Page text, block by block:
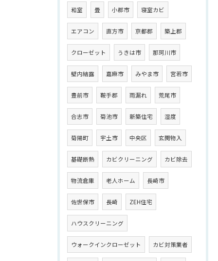
和室 畳 小郡市 寝室カビ
エアコン 直方市 京都郡 築上郡
クローゼット うきは市 那珂川市
壁内結露 嘉麻市 みやま市 宮若市
豊前市 鞍手郡 雨漏れ 荒尾市
合志市 菊池市 新築住宅 湿度
菊陽町 宇土市 中央区 玄関物入
基礎断熱 カビクリーニング カビ除去
物流倉庫 老人ホーム 長崎市
佐世保市 長崎 ZEH住宅
ハウスクリーニング
ウォークインクローゼット カビ対策業者